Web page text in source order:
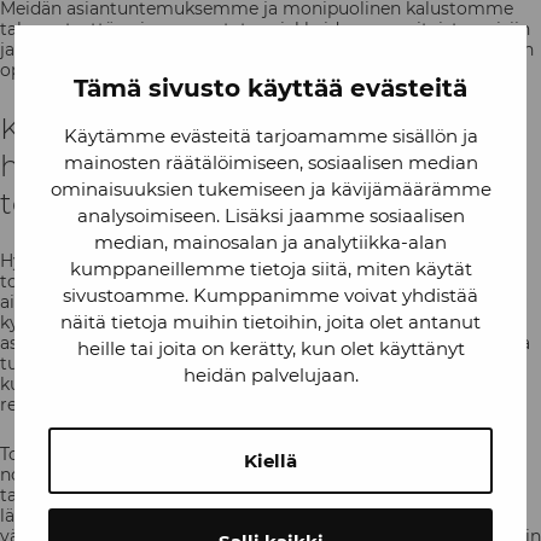
Tämä sivusto käyttää evästeitä
Käytämme evästeitä tarjoamamme sisällön ja
mainosten räätälöimiseen, sosiaalisen median
ominaisuuksien tukemiseen ja kävijämäärämme
analysoimiseen. Lisäksi jaamme sosiaalisen
median, mainosalan ja analytiikka-alan
kumppaneillemme tietoja siitä, miten käytät
sivustoamme. Kumppanimme voivat yhdistää
näitä tietoja muihin tietoihin, joita olet antanut
heille tai joita on kerätty, kun olet käyttänyt
heidän palvelujaan.
Kiellä
Meidän asiantuntemuksemme ja monipuolinen kalustomme
takaavat, että voimme vastata asiakkaidemme erityistarpeisiin
ja varmistaa, että kaikki lämpötilasäädellyt tuotteet kuljetetaan
optimaalisessa kunnossa perille.
Konkreettisia esimerkkejä
hygieniastandardien vaikutuksista
toimitusketjuun
Hygieniastandardien noudattaminen voi parantaa
toimitusketjun tehokkuutta ja vähentää kustannuksia pitkällä
aikavälillä. Esimerkiksi elintarviketeollisuudessa hyvin hoidettu
kylmäkuljetus voi vähentää tuotteiden hävikkiä ja parantaa
asiakastyytyväisyyttä. Kun tuotteet saapuvat perille tuoreina ja
turvallisina, asiakkaat ovat tyytyväisiä ja yritys voi vähentää
kustannuksia, jotka aiheutuvat tuotteiden palautuksista tai
reklamaatioista.
Toinen esimerkki on lääketeollisuus, jossa hygieniastandardien
noudattaminen on kriittistä lääkkeiden turvallisuuden
takaamiseksi. Sopimuskuljetukset voivat varmistaa, että
lääkkeet kuljetetaan tarkkaan säädellyissä olosuhteissa, mikä
vähentää riskejä ja parantaa toimitusketjun luotettavuutta. Näin